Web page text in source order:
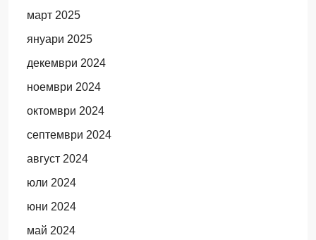
март 2025
януари 2025
декември 2024
ноември 2024
октомври 2024
септември 2024
август 2024
юли 2024
юни 2024
май 2024